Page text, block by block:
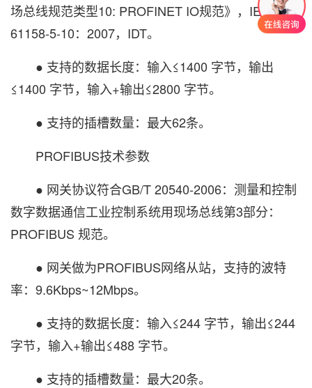
场总线规范类型10: PROFINET IO规范》，IEC
61158-5-10：2007，IDT。
● 支持的数据长度：输入≤1400 字节，输出
≤1400 字节，输入+输出≤2800 字节。
● 支持的插槽数量：最大62条。
PROFIBUS技术参数
● 网关协议符合GB/T 20540-2006：测量和控制
数字数据通信工业控制系统用现场总线第3部分：
PROFIBUS 规范。
● 网关做为PROFIBUS网络从站，支持的波特
率：9.6Kbps~12Mbps。
● 支持的数据长度：输入≤244 字节，输出≤244
字节，输入+输出≤488 字节。
● 支持的插槽数量：最大20条。